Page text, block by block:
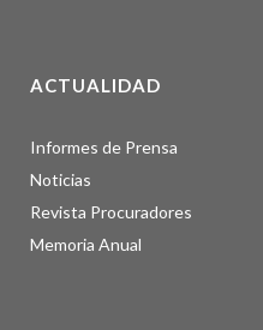
ACTUALIDAD
Informes de Prensa
Noticias
Revista Procuradores
Memoria Anual